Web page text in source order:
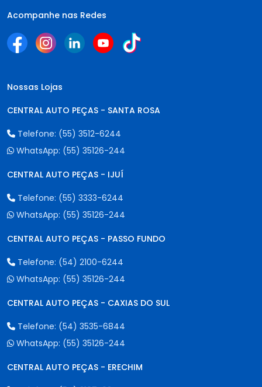
Acompanhe nas Redes
Nossas Lojas
CENTRAL AUTO PEÇAS - SANTA ROSA
Telefone: (55) 3512-6244
WhatsApp: (55) 35126-244
CENTRAL AUTO PEÇAS - IJUÍ
Telefone: (55) 3333-6244
WhatsApp: (55) 35126-244
CENTRAL AUTO PEÇAS - PASSO FUNDO
Telefone: (54) 2100-6244
WhatsApp: (55) 35126-244
CENTRAL AUTO PEÇAS - CAXIAS DO SUL
Telefone: (54) 3535-6844
WhatsApp: (55) 35126-244
CENTRAL AUTO PEÇAS - ERECHIM